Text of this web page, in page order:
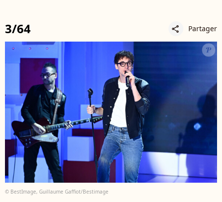
3/64 share Partager
© BestImage, Guillaume Gaffiot/Bestimage